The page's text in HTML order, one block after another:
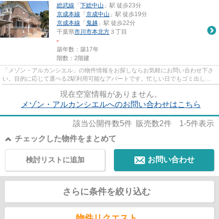
総武線 「 下総中山 」駅 徒歩23分
京成本線 「 京成中山 」駅 徒歩19分
京成本線 「 鬼越 」駅 徒歩22分
千葉県市川市本北方 ３丁目
-
築年数：築17年
階数：2階建
「メゾン・アルカンシエル」の物件情報をお探しならお気軽にお問い合わせ下さ
い。目的に応じて選べる2駅利用可能なアパートです。忙しい日でもゴミ出しを
現在空室情報がありません。
メゾン・アルカンシエルへのお問い合わせはこちら
該当公開件数5件 販売数2件 1-5件表示
チェックした物件をまとめて
お問い合わせ
検討リストに追加
さらに条件を絞り込む